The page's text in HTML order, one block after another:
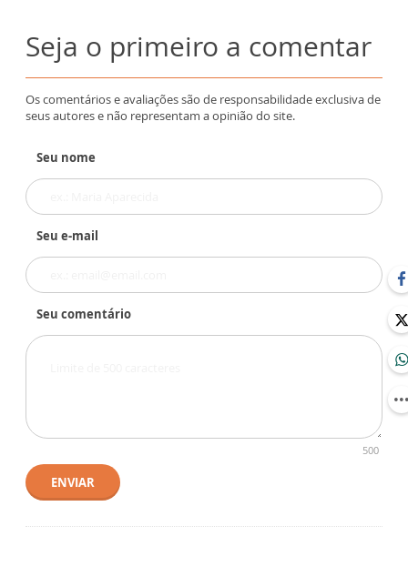
Seja o primeiro a comentar
Os comentários e avaliações são de responsabilidade exclusiva de
seus autores e não representam a opinião do site.
Seu nome
Seu e-mail
Seu comentário
500
ENVIAR